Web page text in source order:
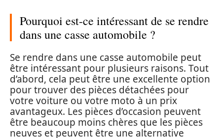
Pourquoi est-ce intéressant de se rendre
dans une casse automobile ?
Se rendre dans une casse automobile peut
être intéressant pour plusieurs raisons. Tout
d’abord, cela peut être une excellente option
pour trouver des pièces détachées pour
votre voiture ou votre moto à un prix
avantageux. Les pièces d’occasion peuvent
être beaucoup moins chères que les pièces
neuves et peuvent être une alternative